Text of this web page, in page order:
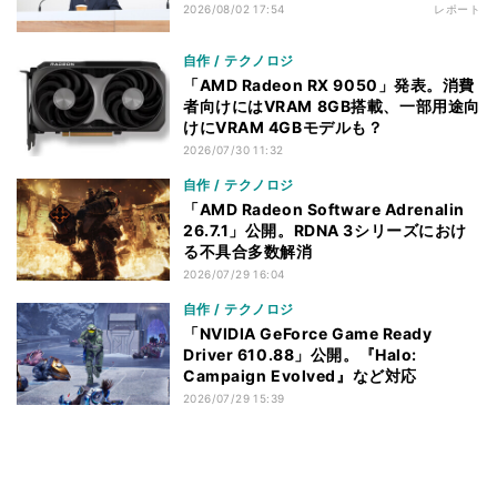
2026/08/02 17:54 レポート
自作 / テクノロジ
「AMD Radeon RX 9050」発表。消費
者向けにはVRAM 8GB搭載、一部用途向
けにVRAM 4GBモデルも？
2026/07/30 11:32
自作 / テクノロジ
「AMD Radeon Software Adrenalin
26.7.1」公開。RDNA 3シリーズにおけ
る不具合多数解消
2026/07/29 16:04
自作 / テクノロジ
「NVIDIA GeForce Game Ready
Driver 610.88」公開。『Halo:
Campaign Evolved』など対応
2026/07/29 15:39